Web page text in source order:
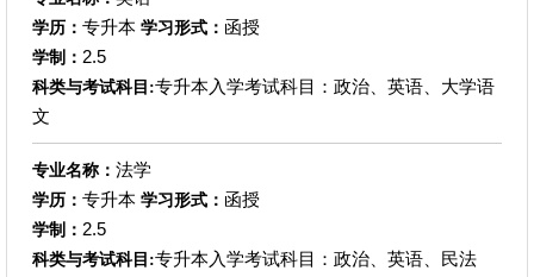
学历： 专升本 学习形式： 函授
学制： 2.5
科类与考试科目:专升本入学考试科目：政治、英语、大学语
文
专业名称： 法学
学历： 专升本 学习形式： 函授
学制： 2.5
科类与考试科目:专升本入学考试科目：政治、英语、民法